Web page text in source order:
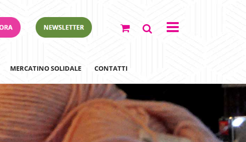
MERCATINO SOLIDALE CONTATTI